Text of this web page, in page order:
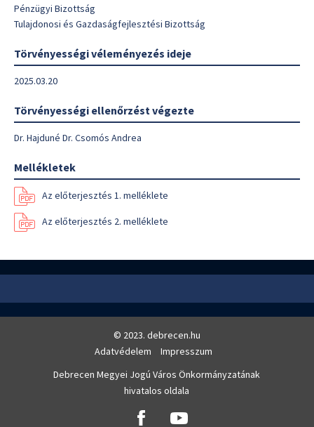
Pénzügyi Bizottság
Tulajdonosi és Gazdaságfejlesztési Bizottság
Törvényességi véleményezés ideje
2025.03.20
Törvényességi ellenőrzést végezte
Dr. Hajduné Dr. Csomós Andrea
Mellékletek
Az előterjesztés 1. melléklete
Az előterjesztés 2. melléklete
© 2023. debrecen.hu
Adatvédelem
Impresszum
Debrecen Megyei Jogú Város Önkormányzatának
hivatalos oldala